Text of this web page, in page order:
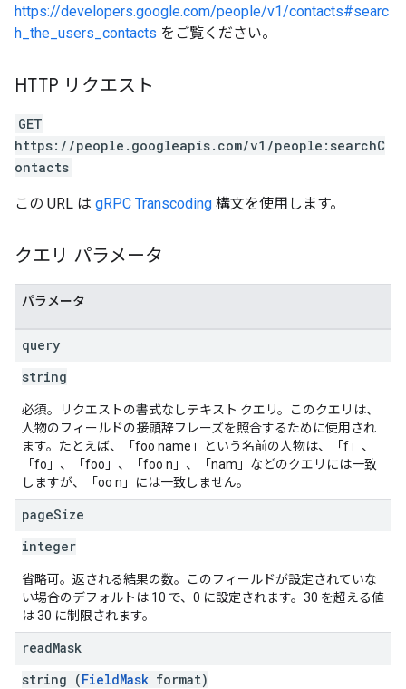
https://developers.google.com/people/v1/contacts#searc
h_the_users_contacts をご覧ください。
HTTP リクエスト
GET
https://people.googleapis.com/v1/people:searchC
ontacts
この URL は gRPC Transcoding 構文を使用します。
クエリ パラメータ
パラメータ
query
string
必須。リクエストの書式なしテキスト クエリ。このクエリは、
人物のフィールドの接頭辞フレーズを照合するために使用され
ます。たとえば、「foo name」という名前の人物は、「f」、
「fo」、「foo」、「foo n」、「nam」などのクエリには一致
しますが、「oo n」には一致しません。
pageSize
integer
省略可。返される結果の数。このフィールドが設定されていな
い場合のデフォルトは 10 で、0 に設定されます。30 を超える値
は 30 に制限されます。
readMask
string (FieldMask format)